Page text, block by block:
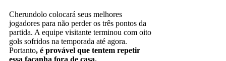
Cherundolo colocará seus melhores
jogadores para não perder os três pontos da
partida. A equipe visitante terminou com oito
gols sofridos na temporada até agora.
Portanto, é provável que tentem repetir
essa façanha fora de casa.